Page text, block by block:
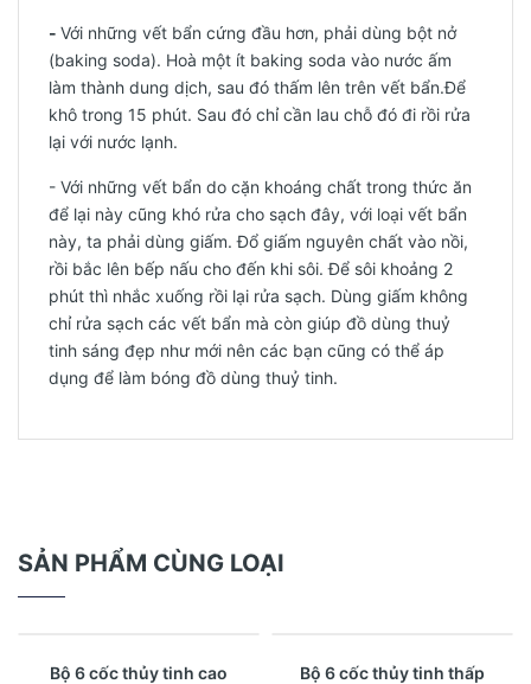
- Với những vết bẩn cứng đầu hơn, phải dùng bột nở
(baking soda). Hoà một ít baking soda vào nước ấm
làm thành dung dịch, sau đó thấm lên trên vết bẩn.Để
khô trong 15 phút. Sau đó chỉ cần lau chỗ đó đi rồi rửa
lại với nước lạnh.
- Với những vết bẩn do cặn khoáng chất trong thức ăn
để lại này cũng khó rửa cho sạch đây, với loại vết bẩn
này, ta phải dùng giấm. Đổ giấm nguyên chất vào nồi,
rồi bắc lên bếp nấu cho đến khi sôi. Để sôi khoảng 2
phút thì nhắc xuống rồi lại rửa sạch. Dùng giấm không
chỉ rửa sạch các vết bẩn mà còn giúp đồ dùng thuỷ
tinh sáng đẹp như mới nên các bạn cũng có thể áp
dụng để làm bóng đồ dùng thuỷ tinh.
SẢN PHẨM CÙNG LOẠI
Xem nhanh
Bộ 6 cốc thủy tinh cao
Xem nhanh
Bộ 6 cốc thủy tinh thấp